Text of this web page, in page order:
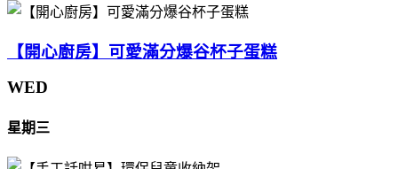
【開心廚房】可愛滿分爆谷杯子蛋糕
WED
星期三